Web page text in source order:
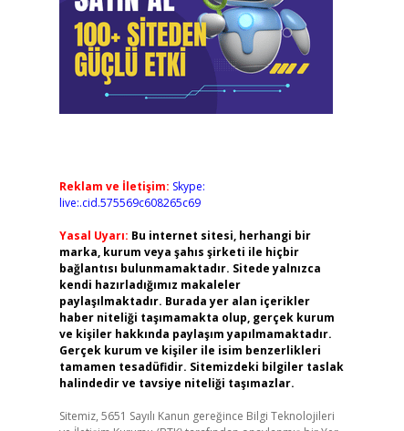
Reklam ve İletişim: Skype:
live:.cid.575569c608265c69
Yasal Uyarı: Bu internet sitesi, herhangi bir
marka, kurum veya şahıs şirketi ile hiçbir
bağlantısı bulunmamaktadır. Sitede yalnızca
kendi hazırladığımız makaleler
paylaşılmaktadır. Burada yer alan içerikler
haber niteliği taşımamakta olup, gerçek kurum
ve kişiler hakkında paylaşım yapılmamaktadır.
Gerçek kurum ve kişiler ile isim benzerlikleri
tamamen tesadüfidir. Sitemizdeki bilgiler taslak
halindedir ve tavsiye niteliği taşımazlar.
Sitemiz, 5651 Sayılı Kanun gereğince Bilgi Teknolojileri